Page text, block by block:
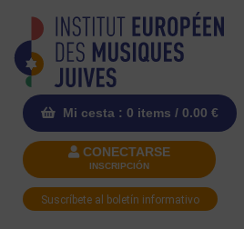
Mi cesta : 0 items / 0.00 €
CONECTARSE
INSCRIPCIÓN
Suscríbete al boletín informativo